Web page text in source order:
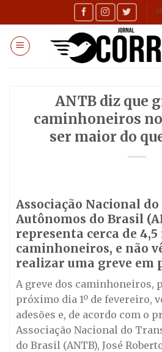
to
content
ANTB diz que
caminhoneiros no
ser maior do
Associação Nacional
Autônomos do Brasil
representa cerca de
caminhoneiros, e não
realizar uma greve em
A greve dos caminhoneiros,
próximo dia 1º de fevereiro,
adesões e, de acordo com o
Associação Nacional do
do Brasil (ANTB), José